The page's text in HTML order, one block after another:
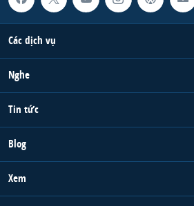
Các dịch vụ
Nghe
Tin tức
Blog
Xem